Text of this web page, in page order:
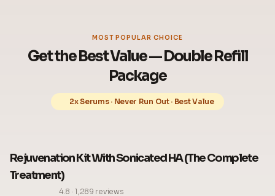
MOST POPULAR CHOICE
Get the Best Value — Double Refill
Package
2x Serums · Never Run Out · Best Value
Rejuvenation Kit With Sonicated HA (The Complete
Treatment)
4.8 · 1,289 reviews